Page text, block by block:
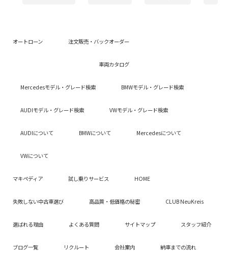
オートローン 注文販売・バックオーダー
車両カタログ
Mercedesモデル・グレード検索 BMWモデル・グレード検索
AUDIモデル・グレード検索 VWモデル・グレード検索
AUDIについて BMWについて Mercedesについて
VWについて
マキペディア 試し乗りサービス HOME
失敗しない中古車選び 高品質・低価格の秘密 CLUB NeuKreis
選ばれる理由 よくある質問 サイトマップ スタッフ紹介
ブログ一覧 リクルート 会社案内 納車までの流れ